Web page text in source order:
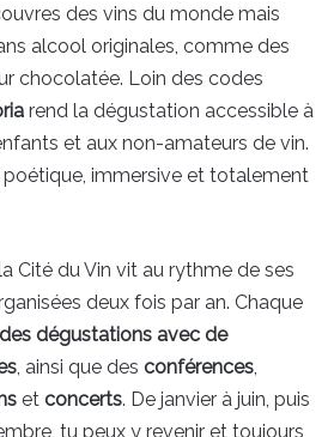
des vins du monde mais
alcool originales, comme des
chocolatée. Loin des codes
rend la dégustation accessible à
et aux non-amateurs de vin.
poétique, immersive et totalement
Cité du Vin vit au rythme de ses
deux fois par an. Chaque
des dégustations avec de
, ainsi que des conférences
et concerts. De janvier à juin, puis
tu peux y revenir et toujours